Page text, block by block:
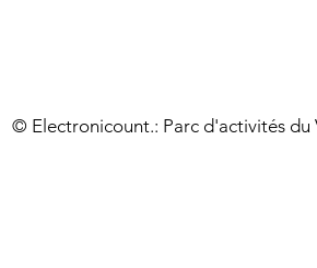
© Electronicount.: Parc d'activités du